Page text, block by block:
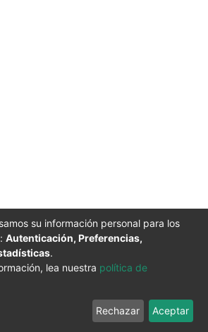
su información personal para los
Autenticación, Preferencias,
.
lea nuestra política de
Rechazar Aceptar